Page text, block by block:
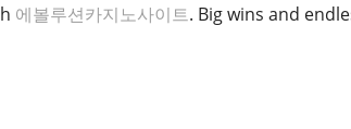
에볼루션카지노사이트. Big wins and